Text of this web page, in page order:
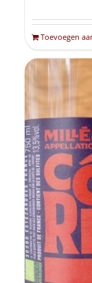
Toevoegen